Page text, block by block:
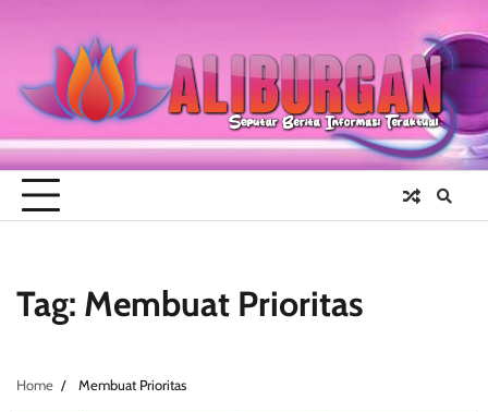
Tag: Membuat Prioritas
Home Membuat Prioritas